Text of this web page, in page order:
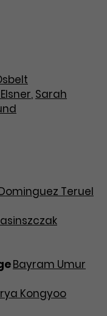
, Sarah
Teruel
Bayram Umur
Kongyoo